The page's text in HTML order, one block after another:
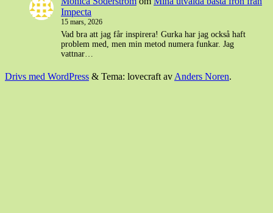
Impecta
15 mars, 2026
Vad bra att jag får inspirera! Gurka har jag också haft
problem med, men min metod numera funkar. Jag
vattnar…
Drivs med WordPress & Tema: lovecraft av Anders Noren.